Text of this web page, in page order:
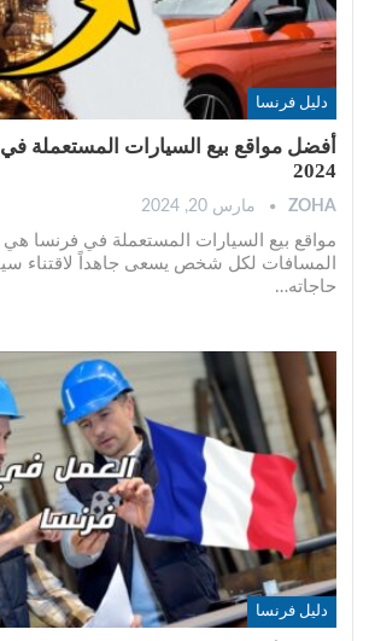
دليل فرنسا
أفضل مواقع بيع السيارات المستعملة
2024
ZOHA مارس 20, 2024
مواقع بيع السيارات المستعملة في فرنسا
المسافات لكل شخص يسعى جاهداً لاقتناء
حاجاته…
دليل فرنسا